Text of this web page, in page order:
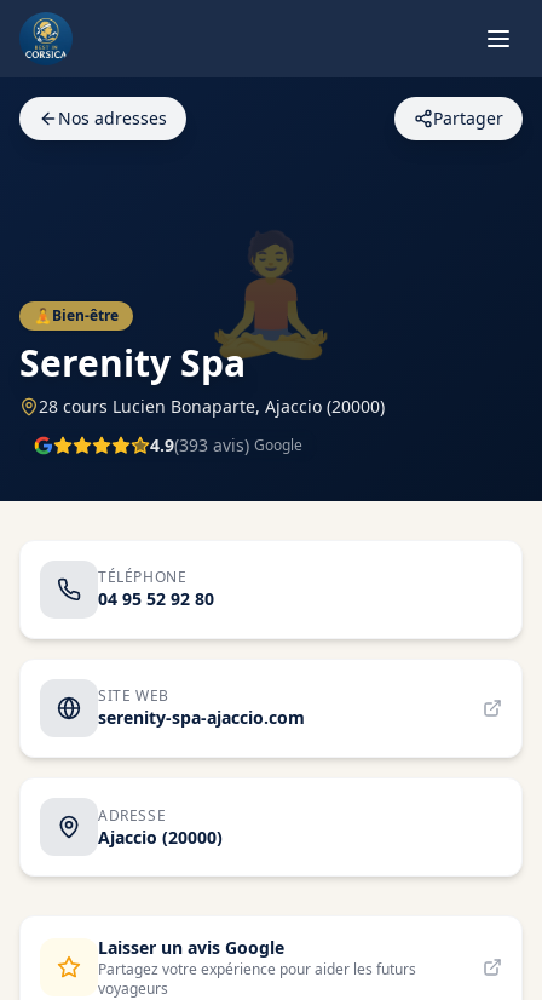
🧘
Nos adresses Partager
🧘 Bien-être
Serenity Spa
28 cours Lucien Bonaparte, Ajaccio (20000)
4.9(393 avis) Google
TÉLÉPHONE
04 95 52 92 80
SITE WEB
serenity-spa-ajaccio.com
ADRESSE
Ajaccio (20000)
Laisser un avis Google
Partagez votre expérience pour aider les futurs
voyageurs